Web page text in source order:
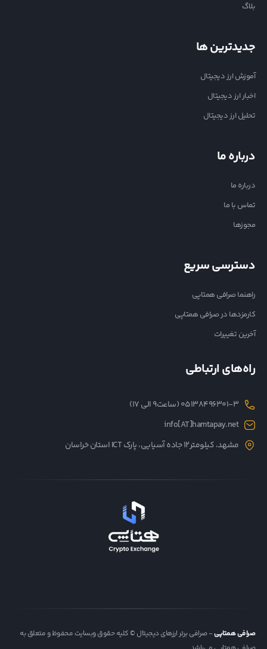
بلاگ
جدیدترین ها
آموزش ارز دیجیتال
اخبار ارز دیجیتال
تحلیل ارز دیجیتال
درباره ما
درباره ما
تماس با ما
مجوزها
دسترسی سریع
راهنما صرافی همتاپی
کارمزدها در صرافی همتاپی
آخرین تغییرات
راه‌های ارتباطی
05138496301-3 (ساعت۹ الی ۱۷)
info[AT]hamtapay.net
مشهد، کیلومتر12 جاده آسیایی، پارک ICT استان خراسان
صرافی همتاپی- صرافی برتر ارزهای دیجیتال © کلیه حقوق وبسایت محفوظ و متعلق به